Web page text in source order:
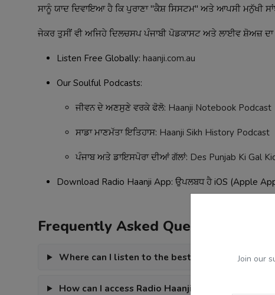
Join our
ਸਾਨੂੰ ਯਾਦ ਦਿਵਾਇਆ ਹੈ ਕਿ ਪੁਰਾਣਾ "ਕੈਸ਼ ਸਿਸਟਮ" ਅਤੇ ਆਪਸੀ ਮਨੁੱਖੀ
ਜੇਕਰ ਤੁਸੀਂ ਵੀ ਅਜਿਹੇ ਦਿਲਚਸਪ ਪੰਜਾਬੀ ਪੋਡਕਾਸਟ ਅਤੇ ਲਾਈਵ ਸ਼ੋਅਜ਼
Listen Free Globally: haanji.com.au
Our Soulful Podcasts:
ਜੀਵਨ ਦੇ ਅਣਸੁਣੇ ਵਰਕੇ ਫੋਲੋ: Haanji Notebook Podcast
ਸਾਡਾ ਮਾਣਮੱਤਾ ਇਤਿਹਾਸ: Haanji Sikh History Podcast
ਪੰਜਾਬ ਅਤੇ ਡਾਇਸਪੋਰਾ ਦੀਆਂ ਗੱਲਾਂ: Des Punjab Ki Gal
Download Radio Haanji App: ਉਪਲਬਧ ਹੈ iOS (Apple
Frequently Asked Questions
Where can I listen to the best Punjabi radio
How can I access Radio Haanji podcast episodes